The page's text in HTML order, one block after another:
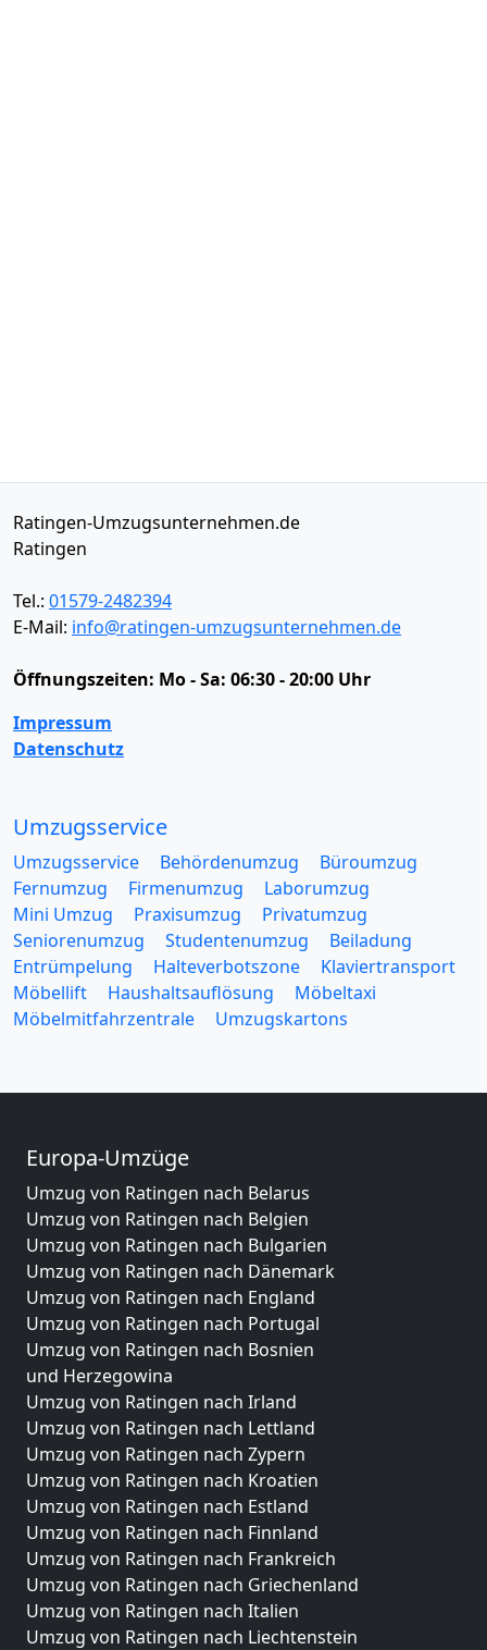
Ratingen-Umzugsunternehmen.de
Ratingen
Tel.: 01579-2482394
E-Mail: info@ratingen-umzugsunternehmen.de
Öffnungszeiten: Mo - Sa: 06:30 - 20:00 Uhr
Impressum
Datenschutz
Umzugsservice
Umzugsservice Behördenumzug
Büroumzug
Fernumzug
Firmenumzug
Laborumzug
Mini Umzug
Praxisumzug
Privatumzug
Seniorenumzug
Studentenumzug
Beiladung
Entrümpelung
Halteverbotszone
Klaviertransport
Möbellift
Haushaltsauflösung
Möbeltaxi
Möbelmitfahrzentrale
Umzugskartons
Europa-Umzüge
Umzug von Ratingen nach Belarus
Umzug von Ratingen nach Belgien
Umzug von Ratingen nach Bulgarien
Umzug von Ratingen nach Dänemark
Umzug von Ratingen nach England
Umzug von Ratingen nach Portugal
Umzug von Ratingen nach Bosnien
und Herzegowina
Umzug von Ratingen nach Irland
Umzug von Ratingen nach Lettland
Umzug von Ratingen nach Zypern
Umzug von Ratingen nach Kroatien
Umzug von Ratingen nach Estland
Umzug von Ratingen nach Finnland
Umzug von Ratingen nach Frankreich
Umzug von Ratingen nach Griechenland
Umzug von Ratingen nach Italien
Umzug von Ratingen nach Liechtenstein